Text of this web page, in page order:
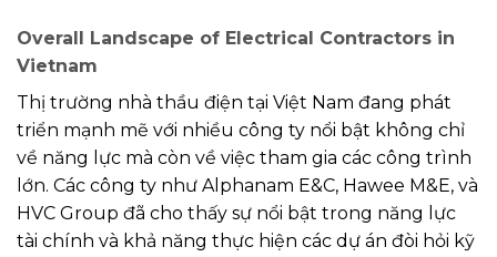
Overall Landscape of Electrical Contractors in
Vietnam
Thị trường nhà thầu điện tại Việt Nam đang phát
triển mạnh mẽ với nhiều công ty nổi bật không chỉ
về năng lực mà còn về việc tham gia các công trình
lớn. Các công ty như Alphanam E&C, Hawee M&E, và
HVC Group đã cho thấy sự nổi bật trong năng lực
tài chính và khả năng thực hiện các dự án đòi hỏi kỹ